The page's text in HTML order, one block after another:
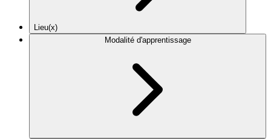
Lieu(x)
Modalité d'apprentissage